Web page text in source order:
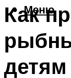
Меню
Как
детям